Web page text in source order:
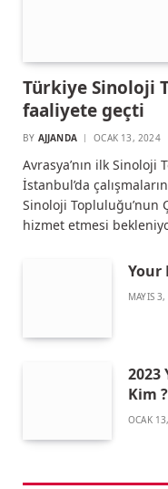
Türkiye Sinoloji
faaliyete geçti
BY AJJANDA OCAK 13, 2024
Avrasya’nın ilk
İstanbul’da
Sinoloji Topluluğu’nun
hizmet etmesi
Your
MAYIS
2023
Kim
OCAK